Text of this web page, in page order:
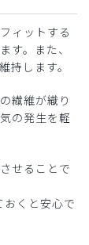
ィットする
す。また、
持します。
繊維が織り
の発生を軽
せることで
おくと安心で